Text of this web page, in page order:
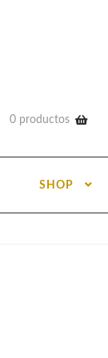
0 productos
SHOP